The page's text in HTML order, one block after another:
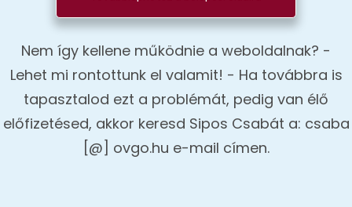
Nem így kellene működnie a weboldalnak? -
Lehet mi rontottunk el valamit! - Ha továbbra is
tapasztalod ezt a problémát, pedig van élő
előfizetésed, akkor keresd Sipos Csabát a: csaba
[@] ovgo.hu e-mail címen.